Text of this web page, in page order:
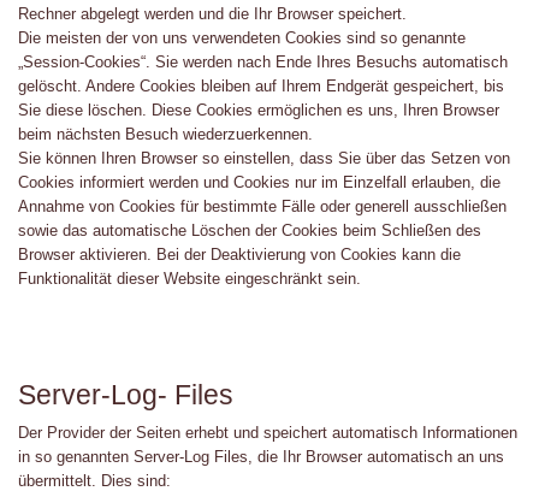
Rechner abgelegt werden und die Ihr Browser speichert.
Die meisten der von uns verwendeten Cookies sind so genannte
„Session-Cookies“. Sie werden nach Ende Ihres Besuchs automatisch
gelöscht. Andere Cookies bleiben auf Ihrem Endgerät gespeichert, bis
Sie diese löschen. Diese Cookies ermöglichen es uns, Ihren Browser
beim nächsten Besuch wiederzuerkennen.
Sie können Ihren Browser so einstellen, dass Sie über das Setzen von
Cookies informiert werden und Cookies nur im Einzelfall erlauben, die
Annahme von Cookies für bestimmte Fälle oder generell ausschließen
sowie das automatische Löschen der Cookies beim Schließen des
Browser aktivieren. Bei der Deaktivierung von Cookies kann die
Funktionalität dieser Website eingeschränkt sein.
Server-Log- Files
Der Provider der Seiten erhebt und speichert automatisch Informationen
in so genannten Server-Log Files, die Ihr Browser automatisch an uns
übermittelt. Dies sind: